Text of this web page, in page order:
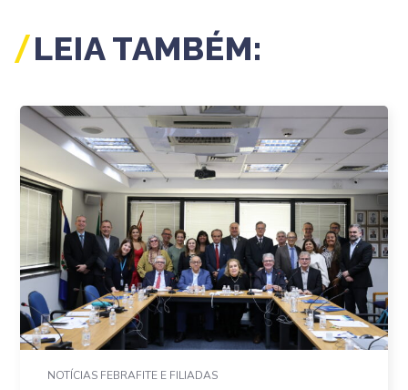
LEIA TAMBÉM:
NOTÍCIAS FEBRAFITE E FILIADAS